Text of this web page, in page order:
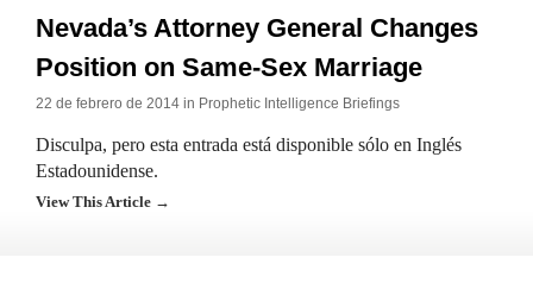
Nevada’s Attorney General Changes
Position on Same-Sex Marriage
22 de febrero de 2014 in Prophetic Intelligence Briefings
Disculpa, pero esta entrada está disponible sólo en Inglés
Estadounidense.
View This Article →